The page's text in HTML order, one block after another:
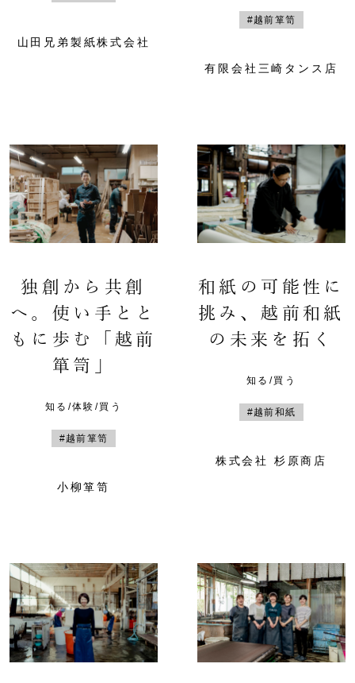
山田兄弟製紙株式会社
#越前箪笥
有限会社三崎タンス店
独創から共創
へ。使い手とと
もに歩む「越前
箪笥」
知る/体験/買う
#越前箪笥
小柳箪笥
和紙の可能性に
挑み、越前和紙
の未来を拓く
知る/買う
#越前和紙
株式会社 杉原商店